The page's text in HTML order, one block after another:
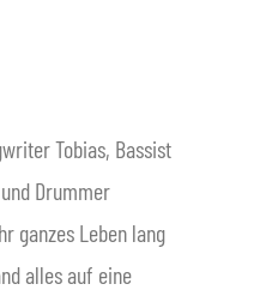
Tobias, Bassist
Drummer
ganzes Leben lang
alles auf eine